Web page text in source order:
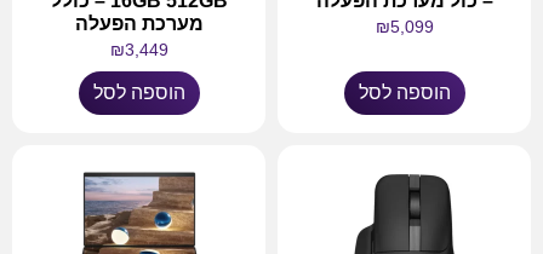
₪5,099
הוספה לסל
מערכת הפעלה
₪3,449
הוספה לסל